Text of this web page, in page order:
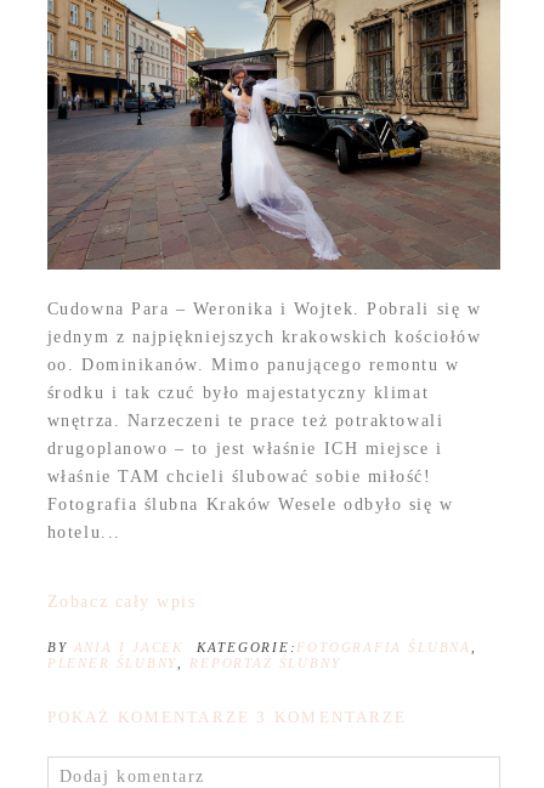
Cudowna Para – Weronika i Wojtek. Pobrali się w
jednym z najpiękniejszych krakowskich kościołów
oo. Dominikanów. Mimo panującego remontu w
środku i tak czuć było majestatyczny klimat
wnętrza. Narzeczeni te prace też potraktowali
drugoplanowo – to jest właśnie ICH miejsce i
właśnie TAM chcieli ślubować sobie miłość!
Fotografia ślubna Kraków Wesele odbyło się w
hotelu...
Zobacz cały wpis
BY ANIA I JACEK KATEGORIE: FOTOGRAFIA ŚLUBNA
PLENER ŚLUBNY
REPORTAŻ ŚLUBNY
POKAŻ KOMENTARZE 3 KOMENTARZE
Dodaj komentarz